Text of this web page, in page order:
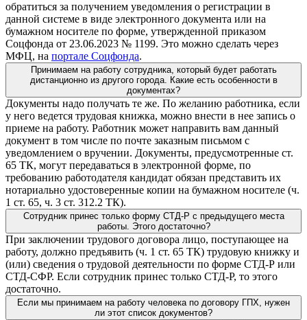
обратиться за получением уведомления о регистрации в
данной системе в виде электронного документа или на
бумажном носителе по форме, утвержденной приказом
Соцфонда от 23.06.2023 № 1199. Это можно сделать через
МФЦ, на портале Соцфонда.
Принимаем на работу сотрудника, который будет работать
дистанционно из другого города. Какие есть особенности в
документах?
Документы надо получать те же. По желанию работника, если
у него ведется трудовая книжка, можно внести в нее запись о
приеме на работу. Работник может направить вам данный
документ в том числе по почте заказным письмом с
уведомлением о вручении. Документы, предусмотренные ст.
65 ТК, могут передаваться в электронной форме, по
требованию работодателя кандидат обязан представить их
нотариально удостоверенные копии на бумажном носителе (ч.
1 ст. 65, ч. 3 ст. 312.2 ТК).
Сотрудник принес только форму СТД-Р с предыдущего места
работы. Этого достаточно?
При заключении трудового договора лицо, поступающее на
работу, должно предъявить (ч. 1 ст. 65 ТК) трудовую книжку и
(или) сведения о трудовой деятельности по форме СТД-Р или
СТД-СФР. Если сотрудник принес только СТД-Р, то этого
достаточно.
Если мы принимаем на работу человека по договору ГПХ, нужен
ли этот список документов?